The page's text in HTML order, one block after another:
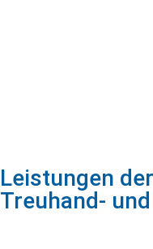
Leistungen
Treuhand-